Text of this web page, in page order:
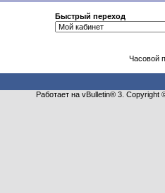
Быстрый переход
Часовой
Работает на vBulletin® 3.